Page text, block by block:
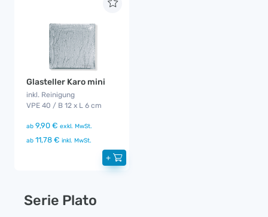
Glasteller Karo mini
inkl. Reinigung
VPE 40 / B 12 x L 6 cm
ab 9,90 € exkl. MwSt.
ab 11,78 € inkl. MwSt.
+
Serie Plato